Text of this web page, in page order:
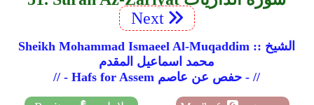
Next
Sheikh Mohammad Ismaeel Al-Muqaddim :: الشيخ
محمد اسماعيل المقدم
// - Hafs for Assem حفص عن عاصم - //